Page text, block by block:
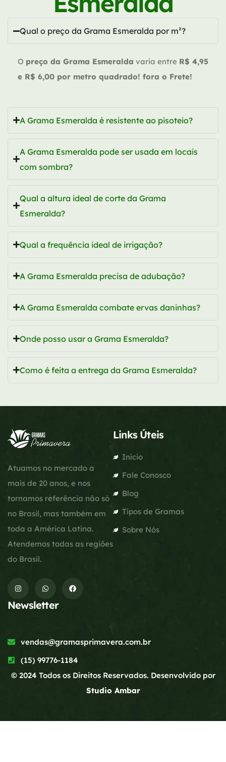
Qual o preço da Grama Esmeralda por m²?
O preço da Grama Esmeralda varia entre R$ 4,95
e R$ 6,00 por metro quadrado! fora o Frete!
A Grama Esmeralda é resistente ao pisoteio?
A Grama Esmeralda pode ser usada em locais
com sombra?
Qual a altura ideal de corte da Grama
Esmeralda?
Qual a frequência ideal de irrigação?
A Grama Esmeralda precisa de adubação?
A Grama Esmeralda combate ervas daninhas?
Onde posso usar a Grama Esmeralda?
Como é feita a entrega da Grama Esmeralda?
Atuamos no mercado a
mais de 20 anos, e nos
tornamos referência não só
no Brasil, mas também em
toda a América Latina.
Atendemos todas as regiões
do Brasil.
Links Úteis
Início
Fale Conosco
Blog
Tipos de Gramas
Sobre Nós
Newsletter
vendas@gramasprimavera.com.br
(15) 99776-1184
© 2024 Todos os Direitos Reservados. Desenvolvido por
Studio Ambar